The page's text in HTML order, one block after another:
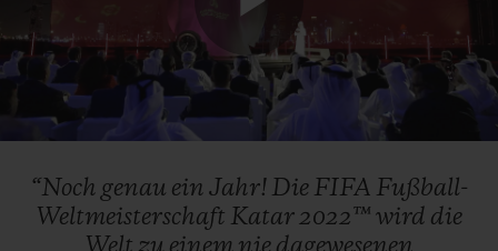
Play
Video
“Noch genau ein Jahr! Die FIFA Fußball-
Weltmeisterschaft Katar2022™ wird die
Welt zu einem nie dagewesenen